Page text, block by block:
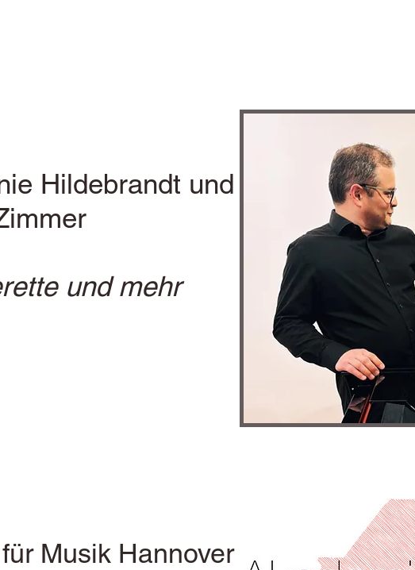
Hildebrandt und
und mehr
Musik Hannover